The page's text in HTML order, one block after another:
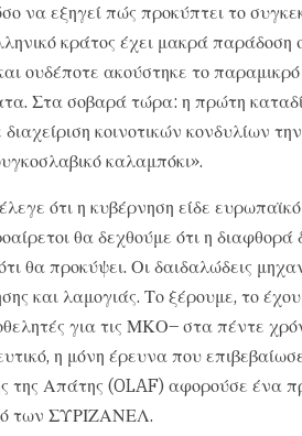
να εξηγεί πώς προκύπτει το
κράτος έχει μακρά παράδοση
ουδέποτε ακούστηκε το
Στα σοβαρά τώρα: η πρώτη
κοινοτικών κονδυλίων
καλαμπόκι».
ότι η κυβέρνηση είδε
θα δεχθούμε ότι η διαφθορά
θα προκύψει. Οι δαιδαλώδεις
και λαμογιάς. Το ξέρουμε, το
για τις ΜΚΟ– στα πέντε
η μόνη έρευνα που
της Απάτης (OLAF) αφορούσε ένα
των ΣΥΡΙΖΑΝΕΛ.